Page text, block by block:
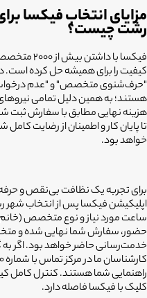
مزایای انتخاب فیکسا
رشت چیست؟
فیکسا با
کیفیت را برای همیشه حل کرده است.
"حرف‌شنوی متخصص" و "عدم
هستند؛ به همین دلیل تمامی
هزینه نهایی مطابق با سفارش ثبت
تا پایان کار و اطمینان از رضایت
خواهد بود.
برای تجربه یک نظافت بی‌نقص و
اپلیکیشن فیکسا پس از انتخاب
ساعت مورد نیاز و نوع متخصص (خانم
حضور، سفارش شما نهایی شده و
خدمت‌رسانی حاضر خواهد بود. اگر
راهنمایی شما هستند. کنترل کامل
کلیک با فیکسا فاصله دارد.